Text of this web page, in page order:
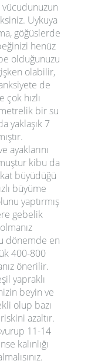
Uykuya
göğüslerde
henüz
olduğunuzu
olabilir,
de
hızlı
bir su
yaklaşık 7
ayaklarını
kibu da
büyüdüğü
büyüme
yaptırmış
gebelik
dönemde en
400-800
önerilir.
yapraklı
beyin ve
olup bazı
azaltır.
11-14
kalınlığı